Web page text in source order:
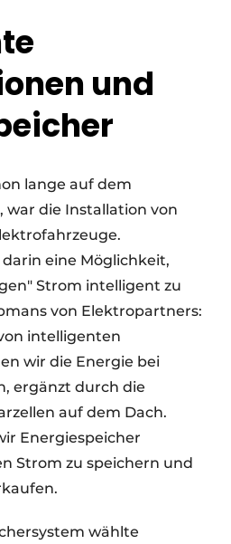
und
lange auf dem
war die Installation von
eine Möglichkeit,
Strom intelligent zu
von Elektropartners:
intelligenten
wir die Energie bei
ergänzt durch die
auf dem Dach.
Energiespeicher
Strom zu speichern und
wählte